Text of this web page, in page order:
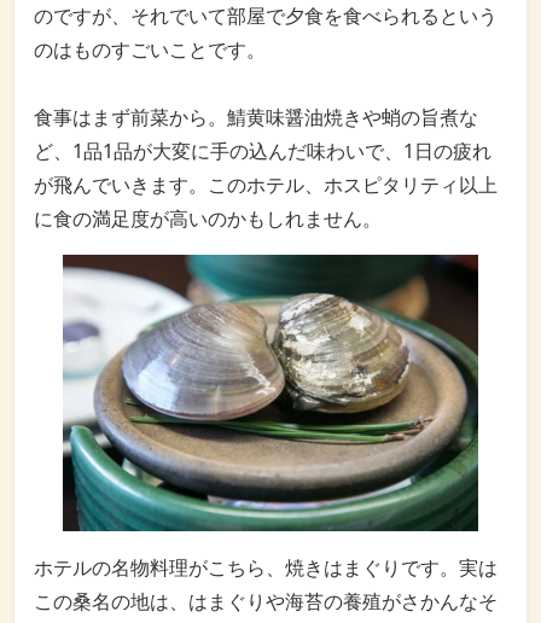
のですが、それでいて部屋で夕食を食べられるという
のはものすごいことです。
食事はまず前菜から。鯖黄味醤油焼きや蛸の旨煮な
ど、1品1品が大変に手の込んだ味わいで、1日の疲れ
が飛んでいきます。このホテル、ホスピタリティ以上
に食の満足度が高いのかもしれません。
ホテルの名物料理がこちら、焼きはまぐりです。実は
この桑名の地は、はまぐりや海苔の養殖がさかんなそ